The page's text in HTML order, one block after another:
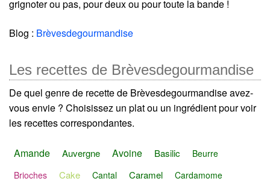
grignoter ou pas, pour deux ou pour toute la bande !
Blog : Brèvesdegourmandise
Les recettes de Brèvesdegourmandise
De quel genre de recette de Brèvesdegourmandise avez-
vous envie ? Choisissez un plat ou un ingrédient pour voir
les recettes correspondantes.
Amande Auvergne Avoine Basilic
Beurre
Brioches
Cake Cantal Caramel Cardamome